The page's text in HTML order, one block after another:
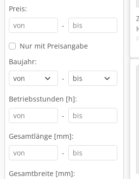
Preis:
-
Nur mit Preisangabe
Baujahr:
-
Betriebsstunden [h]:
-
Gesamtlänge [mm]:
-
Gesamtbreite [mm]: